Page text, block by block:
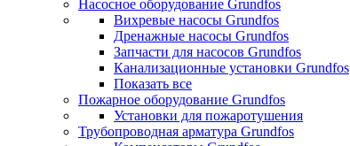
Насосное оборудование Grundfos
Вихревые насосы Grundfos
Дренажные насосы Grundfos
Запчасти для насосов Grundfos
Канализационные установки Grundfos
Показать все
Пожарное оборудование Grundfos
Установки для пожаротушения
Трубопроводная арматура Grundfos